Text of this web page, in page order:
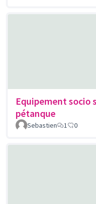
Equipement socio
pétanque
Sebastien 1 0